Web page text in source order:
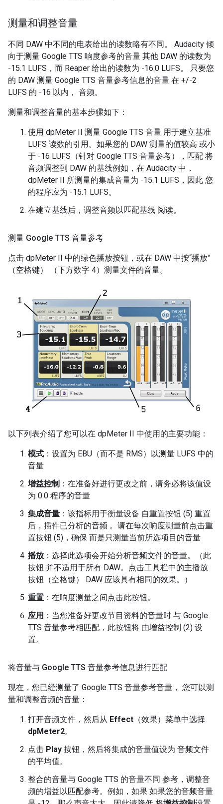
测量和调整音量
不同 DAW 中不同的电表给出的读数略有不同。 Audacity 倾
向于测量 Google TTS 响度参考的音量 其他 DAW 的读数为
-15.1 LUFS，而 Reaper 给出的读数为 -16.0 LUFS。 只要您
的 DAW 测量 Google TTS 音量参考信息的音量 在 +/-2
LUFS 的 -16 以内， 音频。
测量和调整音量的基本步骤如下：
使用 dpMeter II 测量 Google TTS 音量 用于建立基准
LUFS 读数的引用。如果您的 DAW 测量的值较高 或小
于 -16 LUFS（针对 Google TTS 音量参考），匹配 将
音频调整到 DAW 的基线例如，在 Audacity 中，
dpMeter II 所测量的集成音量为 -15.1 LUFS，因此 您
的程序应为 -15.1 LUFS。
在建立基线后，调整音频以匹配基线 阅读。
测量 Google TTS 音量参考
点击 dpMeter II 中的绿色播放按钮，或在 DAW 中按“播放”
（空格键） （下方数字 4）测量文件的音量。
以下列表介绍了您可以在 dpMeter II 中使用的主要功能：
模式 ：设置为 EBU（而不是 RMS）以测量 LUFS 中的
音量
增益控制 ：在准备好进行更改之前，请务必将该值设
为 0.0 程序的音量
集成音量 ：该指标用于衡量设备 自重置按钮 (5) 重置
后，插件已分析的音频 。请在每次响度测量前点击重
置按钮 (5)，确保 而是只测量当前所选项目的音量
播放 ：选择此选项会开始分析音频文件的音量。（此
按钮 并不适用于所有 DAW。点击工具栏中的主播放
按钮（空格键） DAW 应该具有相同的效果。）
重置 ：在响度测量之间点击此按钮。
应用 ：当您准备好更改节目资料的音量时 与 Google
TTS 音量参考相匹配，此按钮将 由增益控制 (2) 设
置。
将音量与 Google TTS 音量参考信息进行匹配
现在，您已经测量了 Google TTS 音量参考音量， 您可以测
量和调整音频的音量：
打开音频文件，然后从 Effect （效果）菜单中选择
dpMeter2。
点击 Play 按钮，然后将集成的音量值设为 音频文件
的平均值。
整合的音量与 Google TTS 的音量不同 参考，调整音
频的增益以匹配参考。例如，如果 如果您的音频音量